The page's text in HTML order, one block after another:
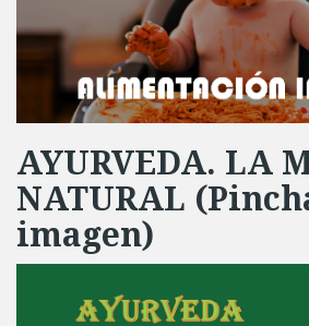
AYURVEDA. LA
NATURAL
imagen)